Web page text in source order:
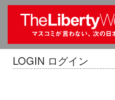
LOGIN ログイン